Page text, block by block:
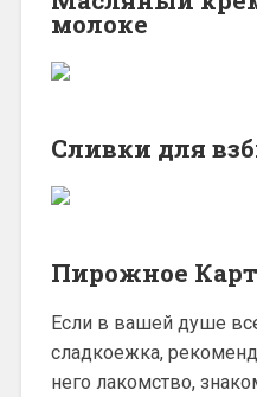
молоке
Cливки для
Пирожное
Если в вашей душе
сладкоежка,
него лакомство,